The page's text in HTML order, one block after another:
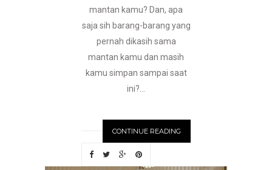
mantan kamu? Dan, apa
saja sih barang-barang yang
pernah dikasih sama
mantan kamu dan masih
kamu simpan sampai saat
ini?...
CONTINUE READING